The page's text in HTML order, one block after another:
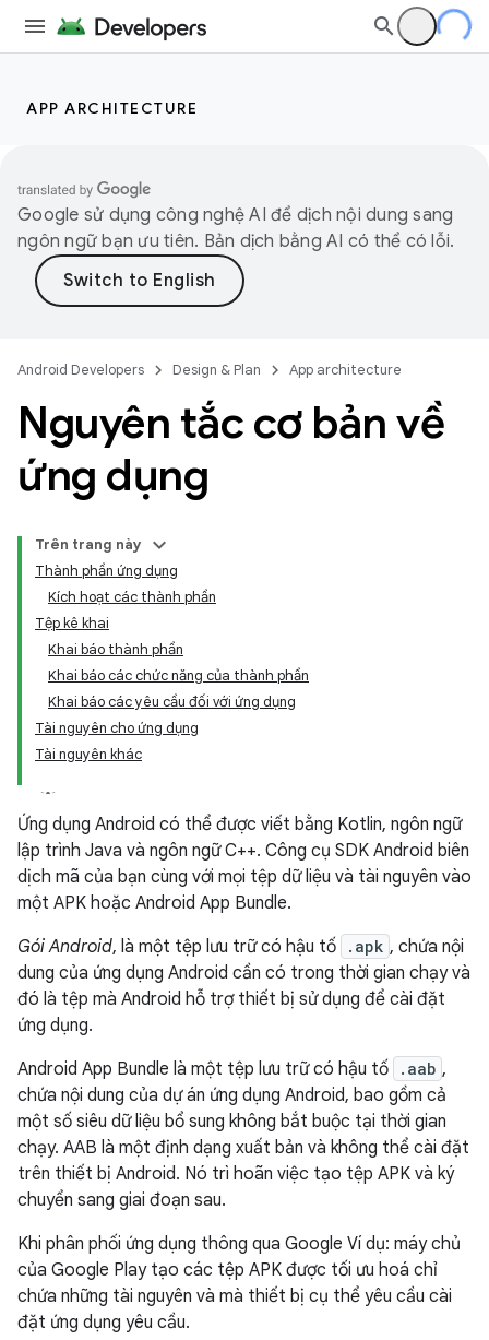
APP ARCHITECTURE
Google sử dụng công nghệ AI để dịch nội dung sang
ngôn ngữ bạn ưu tiên. Bản dịch bằng AI có thể có lỗi.
Android Developers Design & Plan App architecture
Nguyên tắc cơ bản về
ứng dụng
Trên trang này
Thành phần ứng dụng
Kích hoạt các thành phần
Tệp kê khai
Khai báo thành phần
Khai báo các chức năng của thành phần
Khai báo các yêu cầu đối với ứng dụng
Tài nguyên cho ứng dụng
Tài nguyên khác
Ứng dụng Android có thể được viết bằng Kotlin, ngôn ngữ
lập trình Java và ngôn ngữ C++. Công cụ SDK Android biên
dịch mã của bạn cùng với mọi tệp dữ liệu và tài nguyên vào
một APK hoặc Android App Bundle.
Gói Android, là một tệp lưu trữ có hậu tố .apk , chứa nội
dung của ứng dụng Android cần có trong thời gian chạy và
đó là tệp mà Android hỗ trợ thiết bị sử dụng để cài đặt
ứng dụng.
Android App Bundle là một tệp lưu trữ có hậu tố
.aab ,
chứa nội dung của dự án ứng dụng Android, bao gồm cả
một số siêu dữ liệu bổ sung không bắt buộc tại thời gian
chạy. AAB là một định dạng xuất bản và không thể cài đặt
trên thiết bị Android. Nó trì hoãn việc tạo tệp APK và ký
chuyển sang giai đoạn sau.
Khi phân phối ứng dụng thông qua Google Ví dụ: máy chủ
của Google Play tạo các tệp APK được tối ưu hoá chỉ
chứa những tài nguyên và mà thiết bị cụ thể yêu cầu cài
đặt ứng dụng yêu cầu.